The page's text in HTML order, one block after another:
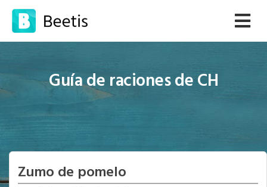
Guía de raciones de CH
Zumo de pomelo